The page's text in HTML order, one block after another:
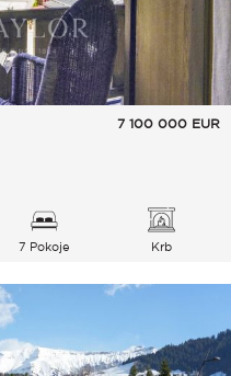
7 100 000 EUR
7 Pokoje Krb